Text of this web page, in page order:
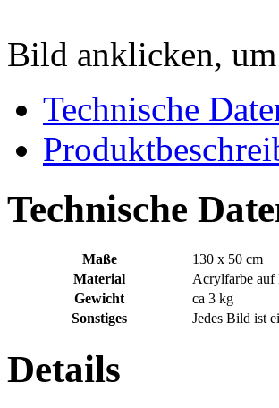
Bild anklicken,
Technische
Technische
Maße
130 x 50 cm
Material
Acrylfarbe auf
Gewicht
ca 3 kg
Sonstiges
Jedes Bild ist
Details